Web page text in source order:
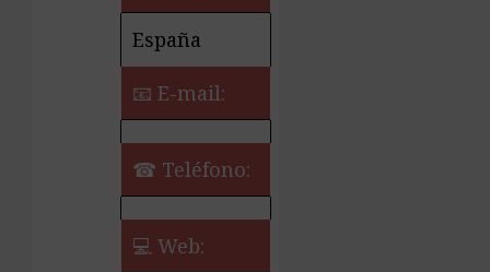
España
📧 E-mail:
☎ Teléfono:
💻 Web: